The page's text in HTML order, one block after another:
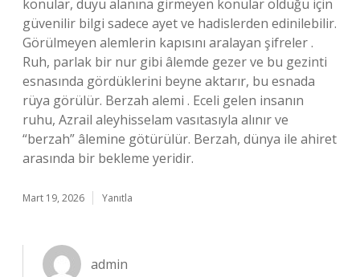
konular, duyu alanına girmeyen konular olduğu için
güvenilir bilgi sadece ayet ve hadislerden edinilebilir.
Görülmeyen alemlerin kapısını aralayan şifreler .
Ruh, parlak bir nur gibi âlemde gezer ve bu gezinti
esnasında gördüklerini beyne aktarır, bu esnada
rüya görülür. Berzah alemi . Eceli gelen insanın
ruhu, Azrail aleyhisselam vasıtasıyla alınır ve
“berzah” âlemine götürülür. Berzah, dünya ile ahiret
arasında bir bekleme yeridir.
Mart 19, 2026 Yanıtla
admin